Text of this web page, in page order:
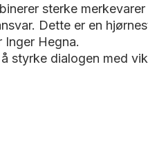
sterke
Dette er en
Inger Hegna.
styrke dialogen med